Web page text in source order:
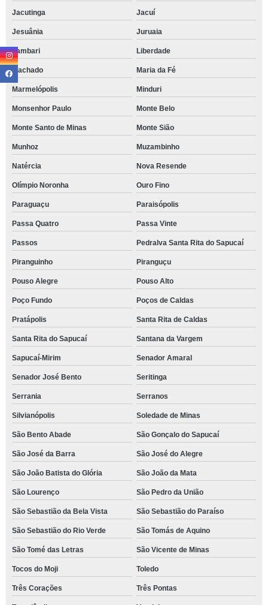
Jacutinga Jacuí
Jesuânia Juruaia
Lambari Liberdade
Machado Maria da Fé
Marmelópolis Minduri
Monsenhor Paulo Monte Belo
Monte Santo de Minas Monte Sião
Munhoz Muzambinho
Natércia Nova Resende
Olímpio Noronha Ouro Fino
Paraguaçu Paraisópolis
Passa Quatro Passa Vinte
Passos Pedralva Santa Rita do Sapucaí
Piranguinho Piranguçu
Pouso Alegre Pouso Alto
Poço Fundo Poços de Caldas
Pratápolis Santa Rita de Caldas
Santa Rita do Sapucaí Santana da Vargem
Sapucaí-Mirim Senador Amaral
Senador José Bento Seritinga
Serrania Serranos
Silvianópolis Soledade de Minas
São Bento Abade São Gonçalo do Sapucaí
São José da Barra São José do Alegre
São João Batista do Glória São João da Mata
São Lourenço São Pedro da União
São Sebastião da Bela Vista São Sebastião do Paraíso
São Sebastião do Rio Verde São Tomás de Aquino
São Tomé das Letras São Vicente de Minas
Tocos do Moji Toledo
Três Corações Três Pontas